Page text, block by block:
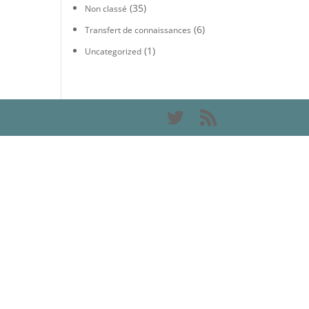
Non classé (35)
Transfert de connaissances (6)
Uncategorized (1)